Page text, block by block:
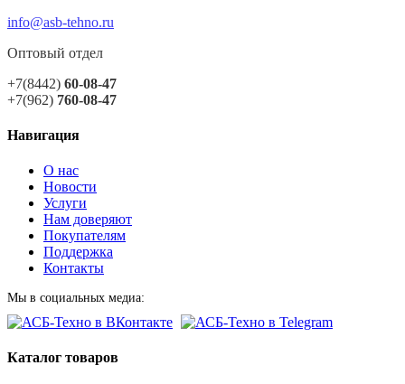
info@asb-tehno.ru
Оптовый отдел
+7(8442) 60-08-47
+7(962) 760-08-47
Навигация
О нас
Новости
Услуги
Нам доверяют
Покупателям
Поддержка
Контакты
Мы в социальных медиа:
Каталог товаров